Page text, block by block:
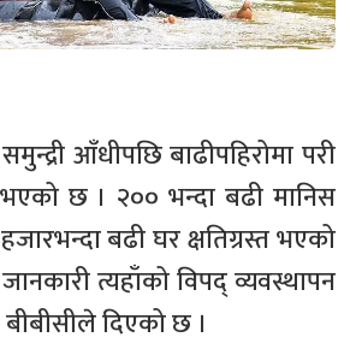
आँधीपछि बाढीपहिरोमा परी
छ । २०० भन्दा बढी मानिस
बढी घर क्षतिग्रस्त भएको
त्यहाँको विपद् व्यवस्थापन
बीबीसीले दिएको छ ।